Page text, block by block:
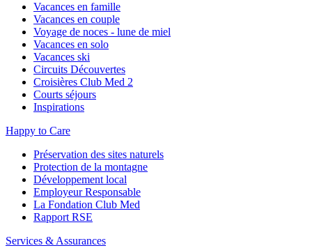
Vacances en famille
Vacances en couple
Voyage de noces - lune de miel
Vacances en solo
Vacances ski
Circuits Découvertes
Croisières Club Med 2
Courts séjours
Inspirations
Happy to Care
Préservation des sites naturels
Protection de la montagne
Développement local
Employeur Responsable
La Fondation Club Med
Rapport RSE
Services & Assurances